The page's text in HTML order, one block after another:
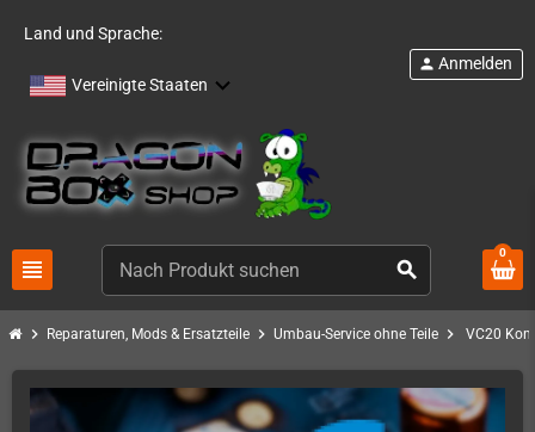
Land und Sprache:
Vereinigte Staaten
view_headline search
person Anmelden
0
chevron_right Reparaturen, Mods & Ersatzteile chevron_right Umbau-Service ohne Teile chevron_right VC20